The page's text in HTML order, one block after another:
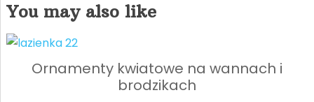
You may also like
Ornamenty kwiatowe na wannach i
brodzikach